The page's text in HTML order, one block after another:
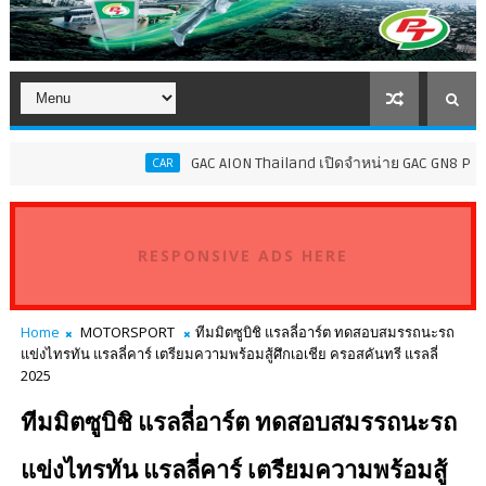
GAC AION Thailand เปิดจำหน่าย GAC GN8 PHEV ราคา
RESPONSIVE ADS HERE
Home MOTORSPORT
ทีมมิตซูบิชิ แรลลี่อาร์ต ทดสอบสมรรถนะรถ
แข่งไทรทัน แรลลี่คาร์ เตรียมความพร้อมสู้ศึกเอเชีย ครอสคันทรี แรลลี่
2025
ทีมมิตซูบิชิ แรลลี่อาร์ต ทดสอบสมรรถนะรถ
แข่งไทรทัน แรลลี่คาร์ เตรียมความพร้อมสู้